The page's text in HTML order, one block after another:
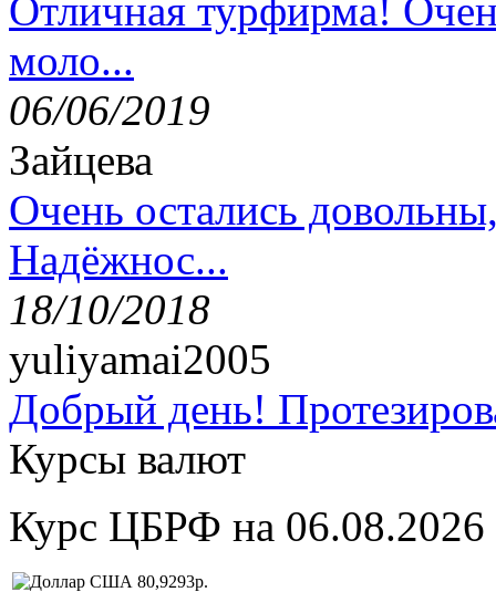
Отличная турфирма!
моло...
06/06/2019
Зайцева
Очень остались
Надёжнос...
18/10/2018
yuliyamai2005
Добрый день!
Курсы валют
Курс ЦБРФ на 06.08.2026
80,9293р.